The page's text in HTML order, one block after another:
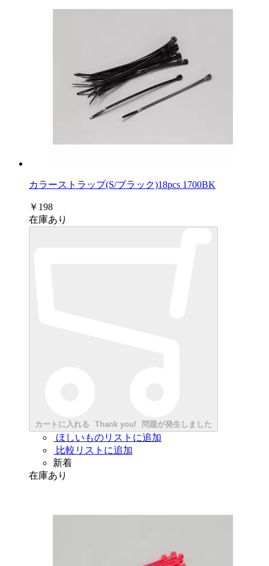
カラーストラップ(S/ブラック)18pcs 1700BK
￥198
在庫あり
カートに入れる Thank you! 問題が発生しました
ほしいものリストに追加
比較リストに追加
新着
在庫あり